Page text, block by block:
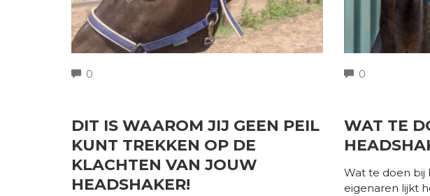
0
DIT IS WAAROM JIJ GEEN PEIL
KUNT TREKKEN OP DE
KLACHTEN VAN JOUW
HEADSHAKER!
0
WAT TE
Wat te doen bij
eigenaren lijkt